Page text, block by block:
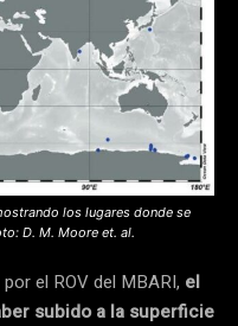
los lugares donde se
D. M. Moore et. al.
el ROV del MBARI, el
subido a la superficie